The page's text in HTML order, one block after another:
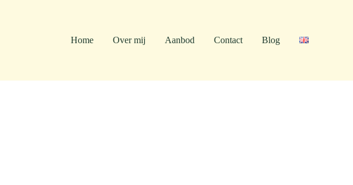
Home Over mij Aanbod Contact Blog